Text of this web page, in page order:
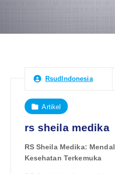
RsudIndonesia
Artikel
rs sheila medika
RS Sheila Medika:
Kesehatan Terkemuka